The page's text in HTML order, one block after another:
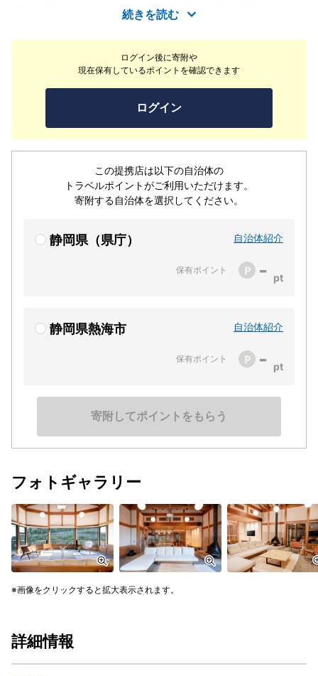
ログイン後に寄附や
現在保有しているポイントを確認できます
ログイン
この提携店は以下の自治体の
トラベルポイントがご利用いただけます。
寄附する自治体を選択してください。
静岡県（県庁） 自治体紹介
保有ポイント -
静岡県熱海市 自治体紹介
保有ポイント -
寄附してポイントをもらう
然光に満たされています。木々の揺れる音や彼方にきらめ
く相模湾の眺望に浸り、大切な人との会話を楽しむ。時間
に追われる日常から解放された時、ふとそこには自然体の
あなたがいるはずです。ナチュラルな自分に還る、豊かな
ひとときを月灯でお過ごしください。
続きを読む
フォトギャラリー
画像をクリックすると拡大表示されます。
詳細情報